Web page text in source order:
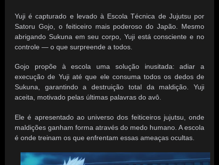
Yuji é capturado e levado à Escola Técnica de Jujutsu por
Satoru Gojo, o feiticeiro mais poderoso do Japão. Mesmo
abrigando Sukuna em seu corpo, Yuji está consciente e no
controle — o que surpreende a todos.
Gojo propõe à escola uma solução inusitada: adiar a
execução de Yuji até que ele consuma todos os dedos de
Sukuna, garantindo a destruição total da maldição. Yuji
aceita, motivado pelas últimas palavras do avô.
Ele é apresentado ao universo dos feiticeiros jujutsu, onde
maldições ganham forma através do medo humano. A escola
é onde treinam os que enfrentam essas ameaças ocultas.